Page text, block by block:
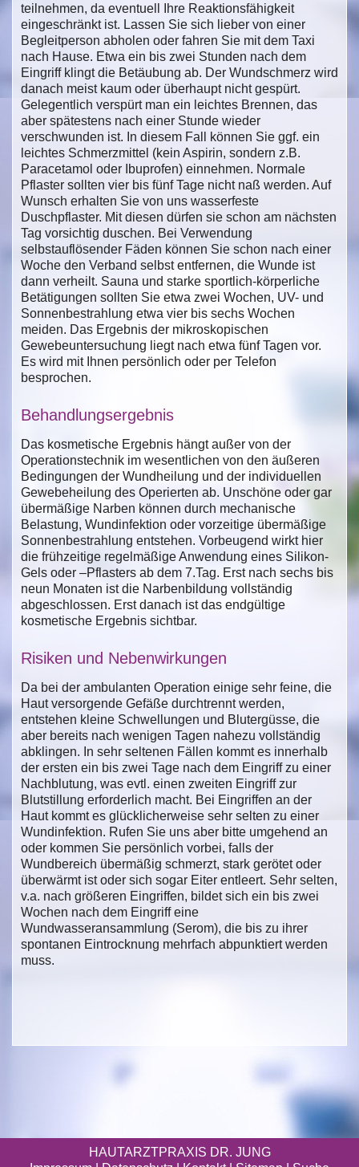
teilnehmen, da eventuell Ihre Reaktionsfähigkeit
eingeschränkt ist. Lassen Sie sich lieber von einer
Begleitperson abholen oder fahren Sie mit dem Taxi
nach Hause. Etwa ein bis zwei Stunden nach dem
Eingriff klingt die Betäubung ab. Der Wundschmerz wird
danach meist kaum oder überhaupt nicht gespürt.
Gelegentlich verspürt man ein leichtes Brennen, das
aber spätestens nach einer Stunde wieder
verschwunden ist. In diesem Fall können Sie ggf. ein
leichtes Schmerzmittel (kein Aspirin, sondern z.B.
Paracetamol oder Ibuprofen) einnehmen. Normale
Pflaster sollten vier bis fünf Tage nicht naß werden. Auf
Wunsch erhalten Sie von uns wasserfeste
Duschpflaster. Mit diesen dürfen sie schon am nächsten
Tag vorsichtig duschen. Bei Verwendung
selbstauflösender Fäden können Sie schon nach einer
Woche den Verband selbst entfernen, die Wunde ist
dann verheilt. Sauna und starke sportlich-körperliche
Betätigungen sollten Sie etwa zwei Wochen, UV- und
Sonnenbestrahlung etwa vier bis sechs Wochen
meiden. Das Ergebnis der mikroskopischen
Gewebeuntersuchung liegt nach etwa fünf Tagen vor.
Es wird mit Ihnen persönlich oder per Telefon
besprochen.
Behandlungsergebnis
Das kosmetische Ergebnis hängt außer von der
Operationstechnik im wesentlichen von den äußeren
Bedingungen der Wundheilung und der individuellen
Gewebeheilung des Operierten ab. Unschöne oder gar
übermäßige Narben können durch mechanische
Belastung, Wundinfektion oder vorzeitige übermäßige
Sonnenbestrahlung entstehen. Vorbeugend wirkt hier
die frühzeitige regelmäßige Anwendung eines Silikon-
Gels oder –Pflasters ab dem 7.Tag. Erst nach sechs bis
neun Monaten ist die Narbenbildung vollständig
abgeschlossen. Erst danach ist das endgültige
kosmetische Ergebnis sichtbar.
Risiken und Nebenwirkungen
Da bei der ambulanten Operation einige sehr feine, die
Haut versorgende Gefäße durchtrennt werden,
entstehen kleine Schwellungen und Blutergüsse, die
aber bereits nach wenigen Tagen nahezu vollständig
abklingen. In sehr seltenen Fällen kommt es innerhalb
der ersten ein bis zwei Tage nach dem Eingriff zu einer
Nachblutung, was evtl. einen zweiten Eingriff zur
Blutstillung erforderlich macht. Bei Eingriffen an der
Haut kommt es glücklicherweise sehr selten zu einer
Wundinfektion. Rufen Sie uns aber bitte umgehend an
oder kommen Sie persönlich vorbei, falls der
Wundbereich übermäßig schmerzt, stark gerötet oder
überwärmt ist oder sich sogar Eiter entleert. Sehr selten,
v.a. nach größeren Eingriffen, bildet sich ein bis zwei
Wochen nach dem Eingriff eine
Wundwasseransammlung (Serom), die bis zu ihrer
spontanen Eintrocknung mehrfach abpunktiert werden
muss.
HAUTARZTPRAXIS DR. JUNG